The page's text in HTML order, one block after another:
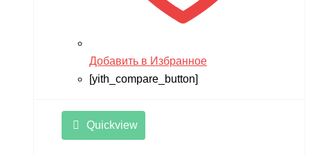
Добавить в Избранное
[yith_compare_button]
Quickview